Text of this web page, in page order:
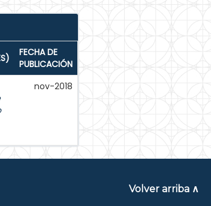
FECHA DE
PUBLICACIÓN
nov-2018
Volver arriba ∧